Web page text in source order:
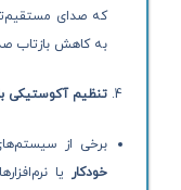
که صدای
به کاهش بازتاب
تنظیم آکوستیکی با
برخی از
خودکار
یا